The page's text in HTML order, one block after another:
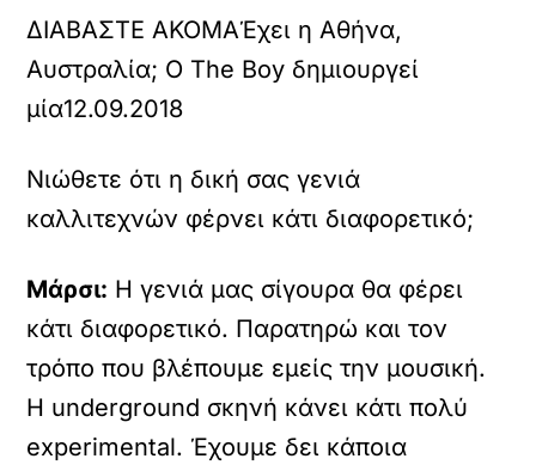
ΔΙΑΒΑΣΤΕ ΑΚΟΜΑΈχει η Αθήνα,
Αυστραλία; Ο The Boy δημιουργεί
μία12.09.2018
Νιώθετε ότι η δική σας γενιά
καλλιτεχνών φέρνει κάτι διαφορετικό;
Μάρσι: Η γενιά μας σίγουρα θα φέρει
κάτι διαφορετικό. Παρατηρώ και τον
τρόπο που βλέπουμε εμείς την μουσική.
Η underground σκηνή κάνει κάτι πολύ
experimental. Έχουμε δει κάποια